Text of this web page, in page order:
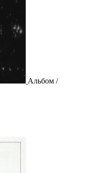
Альбом /